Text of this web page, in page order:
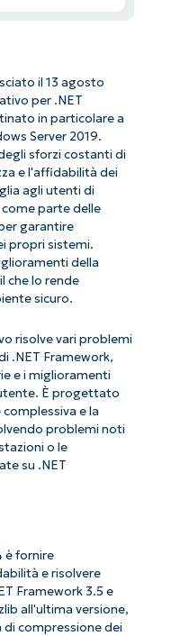
il 13 agosto
per .NET
in particolare a
Server 2019.
sforzi costanti di
e l'affidabilità dei
agli utenti di
parte delle
garantire
propri sistemi.
della
che lo rende
sicuro.
risolve vari problemi
.NET Framework,
e i miglioramenti
È progettato
e la
problemi noti
o le
su .NET
è fornire
e risolvere
Framework 3.5 e
all'ultima versione,
compressione dei